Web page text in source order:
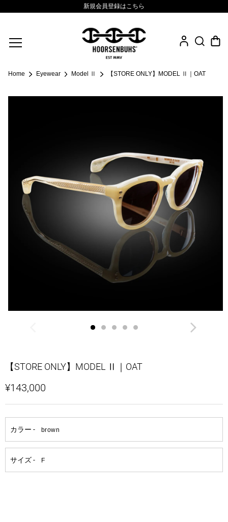
.925 Sterling
Sacred Collection
新規会員登録はこちら
Home Eyewear Model Ⅱ 【STORE ONLY】MODEL Ⅱ｜OAT
【STORE ONLY】MODEL Ⅱ｜OAT
¥143,000